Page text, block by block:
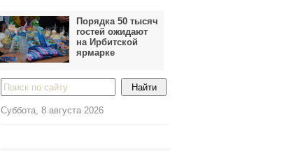
Порядка 50 тысяч
гостей ожидают
на Ирбитской
ярмарке
Суббота, 8 августа 2026